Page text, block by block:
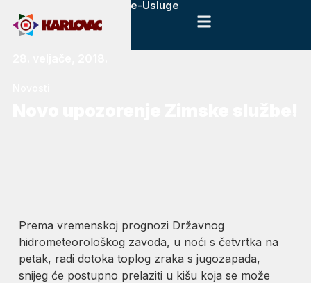
e-Usluge
Prema vremenskoj prognozi Državnog
hidrometeorološkog zavoda, u noći s četvrtka na
petak, radi dotoka toplog zraka s jugozapada,
snijeg će postupno prelaziti u kišu koja se može